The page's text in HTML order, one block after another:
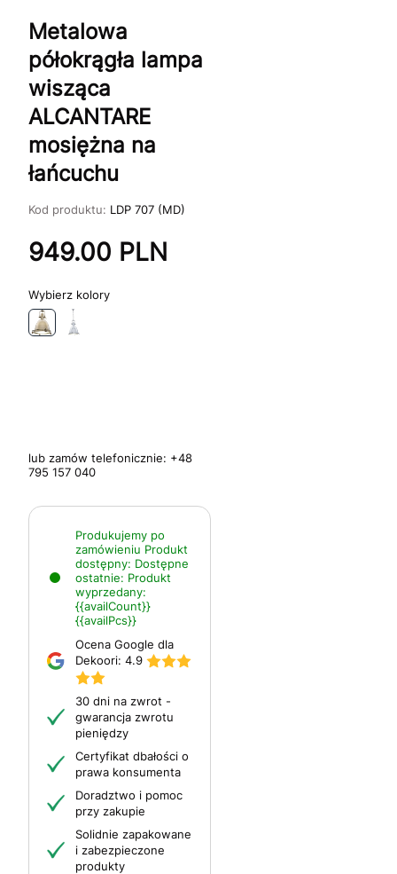
Metalowa
półokrągła lampa
wisząca
ALCANTARE
mosiężna na
łańcuchu
Kod produktu: LDP 707 (MD)
949.00 PLN
kolory
lub zamów telefonicznie: +48
795 157 040
Produkujemy po
zamówieniu Produkt
dostępny: Dostępne
ostatnie: Produkt
wyprzedany:
{{availCount}}
{{availPcs}}
Ocena Google dla
Dekoori: 4.9
30 dni na zwrot -
gwarancja zwrotu
pieniędzy
Certyfikat dbałości o
prawa konsumenta
Doradztwo i pomoc
przy zakupie
Solidnie zapakowane
i zabezpieczone
produkty